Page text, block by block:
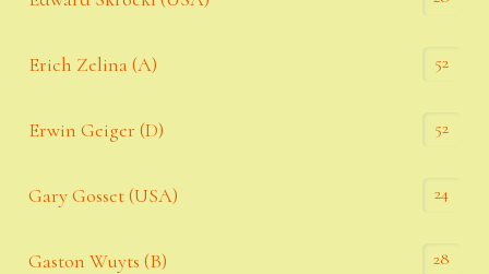
Erich Zelina (A) 52
Erwin Geiger (D) 52
Gary Gosset (USA) 24
Gaston Wuyts (B) 28